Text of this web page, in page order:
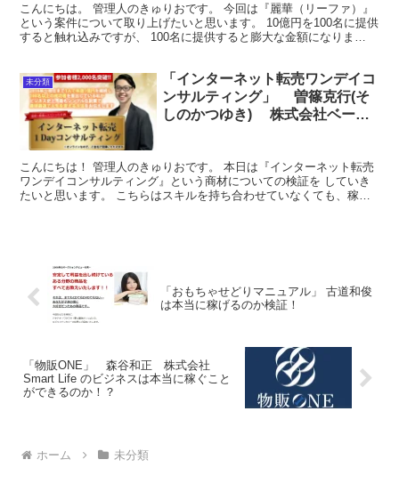
こんにちは。 管理人のきゅりおです。 今回は『麗華（リーファ）』
という案件について取り上げたいと思います。 10億円を100名に提供
すると触れ込みですが、 100名に提供すると膨大な金額になりま
未分類
「インターネット転売ワンデイコ
ンサルティング」 曽篠克行(そ
しのかつゆき) 株式会社ベース
こんにちは！ 管理人のきゅりおです。 本日は『インターネット転売
ワンデイコンサルティング』という商材についての検証を していき
たいと思います。 こちらはスキルを持ち合わせていなくても、稼ぐ
「おもちゃせどりマニュアル」 古道和俊
は本当に稼げるのか検証！
「物販ONE」 森谷和正 株式会社
Smart Life のビジネスは本当に稼ぐこと
ができるのか！？
ホーム 未分類